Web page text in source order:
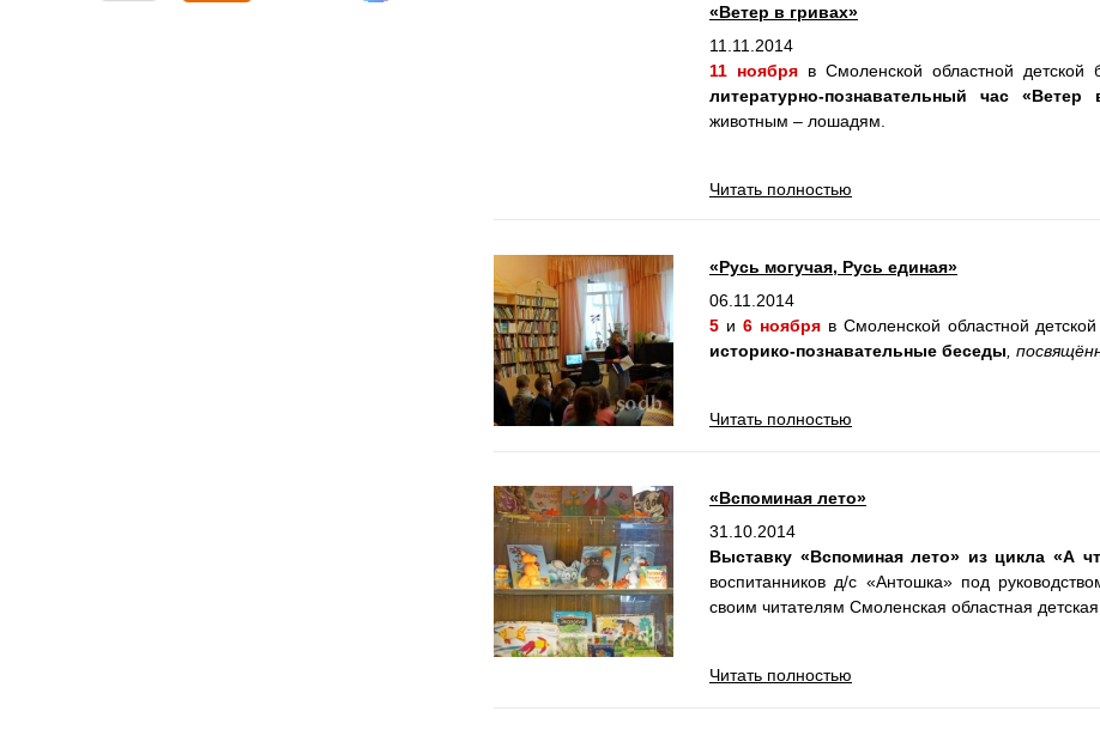
«Ветер в гривах»
11.11.2014
11 ноября в Смоленской областной
литературно-познавательный час «Ветер
животным – лошадям.
Читать полностью
«Русь могучая, Русь единая»
06.11.2014
5 и 6 ноября в Смоленской областной
историко-познавательные беседы,
Читать полностью
«Вспоминая лето»
31.10.2014
Выставку «Вспоминая лето» из цикла «А
воспитанников д/с «Антошка» под
своим читателям Смоленская областная
Читать полностью